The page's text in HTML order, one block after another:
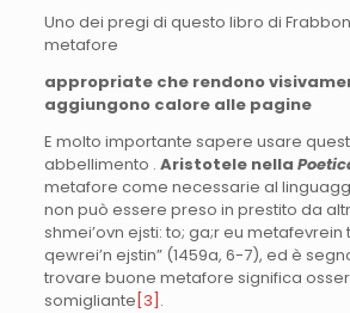
Uno dei pregi di questo libro di
metafore
appropriate che rendono
aggiungono calore alle pagine
E molto importante sapere usare
abbellimento . Aristotele nella
metafore come necessarie al
non può essere preso in prestito da
shmei’ovn ejsti: to; ga;r eu
qewrei’n ejstin” (1459a, 6-7), ed è
trovare buone metafore significa
somigliante [3] .